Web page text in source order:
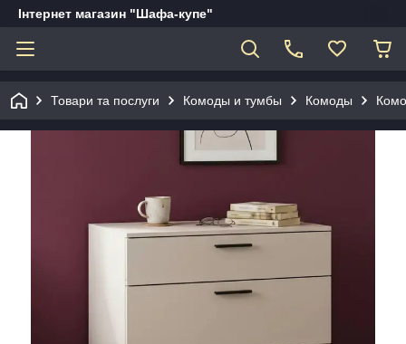
Інтернет магазин "Шафа-купе"
Товари та послуги Комоды и тумбы Комоды